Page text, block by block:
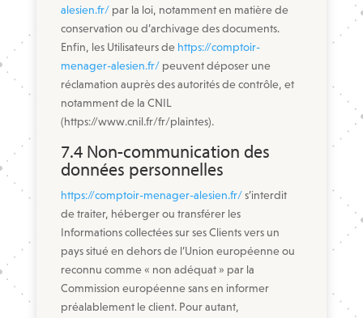
alesien.fr/par la loi, notamment en matière de
conservation ou d’archivage des documents.
Enfin, les Utilisateurs de https://comptoir-
menager-alesien.fr/peuvent déposer une
réclamation auprès des autorités de contrôle, et
notamment de la CNIL
(https://www.cnil.fr/fr/plaintes).
7.4 Non-communication des
données personnelles
https://comptoir-menager-alesien.fr/s’interdit
de traiter, héberger ou transférer les
Informations collectées sur ses Clients vers un
pays situé en dehors de l’Union européenne ou
reconnu comme « non adéquat » par la
Commission européenne sans en informer
préalablement le client. Pour autant,